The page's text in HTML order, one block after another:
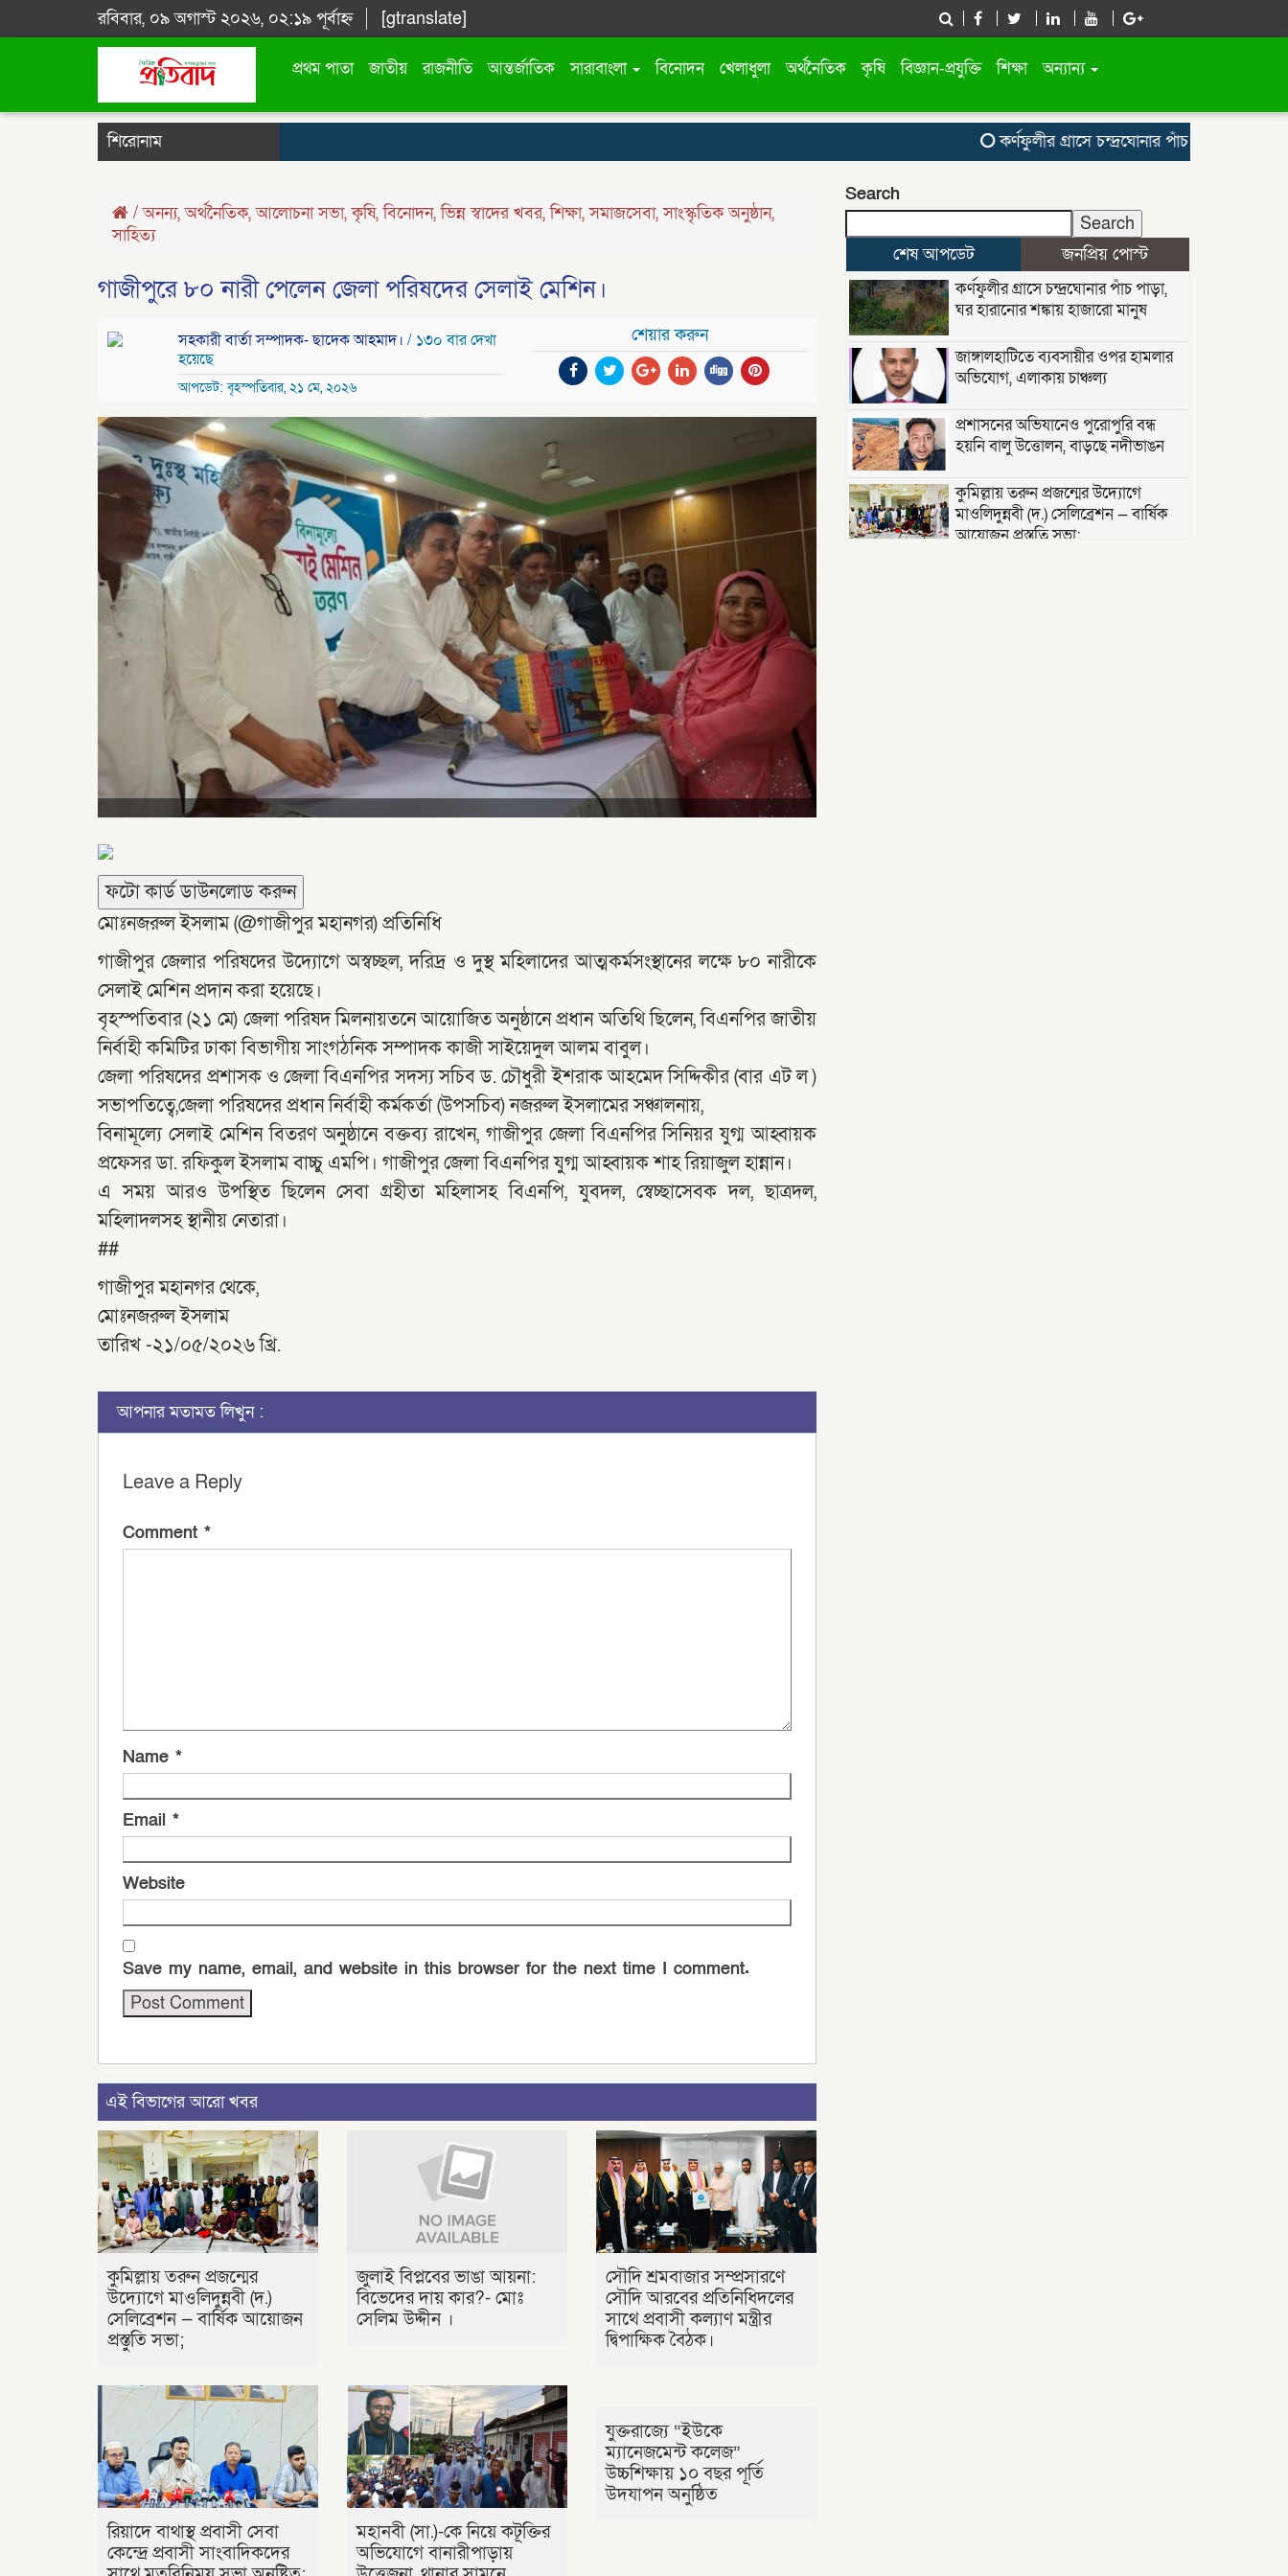
রবিবার, ০৯ অগাস্ট ২০২৬, ০২:১৯ পূর্বাহ্ন [gtranslate]
প্রথম পাতা জাতীয় রাজনীতি আন্তর্জাতিক সারাবাংলা বিনোদন খেলাধুলা অর্থনৈতিক কৃষি বিজ্ঞান-প্রযুক্তি শিক্ষা অন্যান্য
শিরোনাম কর্ণফুলীর গ্রাসে চন্দ্রঘোনার পাঁচ পাড়া, ঘর হারানোর
/অনন্য,অর্থনৈতিক,আলোচনা সভা,কৃষি,বিনোদন,ভিন্ন স্বাদের খবর,শিক্ষা,সমাজসেবা,সাংস্কৃতিক অনুষ্ঠান,
সাহিত্য
গাজীপুরে ৮০ নারী পেলেন জেলা পরিষদের সেলাই মেশিন।
সহকারী বার্তা সম্পাদক- ছাদেক আহমাদ। / ১৩০ বার দেখা
হয়েছে
আপডেট: বৃহস্পতিবার, ২১ মে, ২০২৬
শেয়ার করুন
ফটো কার্ড ডাউনলোড করুন
মোঃনজরুল ইসলাম (@গাজীপুর মহানগর) প্রতিনিধি
গাজীপুর জেলার পরিষদের উদ্যোগে অস্বচ্ছল, দরিদ্র ও দুস্থ মহিলাদের আত্মকর্মসংস্থানের লক্ষে ৮০ নারীকে
সেলাই মেশিন প্রদান করা হয়েছে।
বৃহস্পতিবার (২১ মে) জেলা পরিষদ মিলনায়তনে আয়োজিত অনুষ্ঠানে প্রধান অতিথি ছিলেন, বিএনপির জাতীয়
নির্বাহী কমিটির ঢাকা বিভাগীয় সাংগঠনিক সম্পাদক কাজী সাইয়েদুল আলম বাবুল।
জেলা পরিষদের প্রশাসক ও জেলা বিএনপির সদস্য সচিব ড. চৌধুরী ইশরাক আহমেদ সিদ্দিকীর (বার এট ল )
সভাপতিত্বে,জেলা পরিষদের প্রধান নির্বাহী কর্মকর্তা (উপসচিব) নজরুল ইসলামের সঞ্চালনায়,
বিনামূল্যে সেলাই মেশিন বিতরণ অনুষ্ঠানে বক্তব্য রাখেন, গাজীপুর জেলা বিএনপির সিনিয়র যুগ্ম আহ্বায়ক
প্রফেসর ডা. রফিকুল ইসলাম বাচ্চু এমপি। গাজীপুর জেলা বিএনপির যুগ্ম আহ্বায়ক শাহ রিয়াজুল হান্নান।
এ সময় আরও উপস্থিত ছিলেন সেবা গ্রহীতা মহিলাসহ বিএনপি, যুবদল, স্বেচ্ছাসেবক দল, ছাত্রদল,
মহিলাদলসহ স্থানীয় নেতারা।
##
গাজীপুর মহানগর থেকে,
মোঃনজরুল ইসলাম
তারিখ -২১/০৫/২০২৬ খ্রি.
আপনার মতামত লিখুন :
Leave a Reply
Comment *
Name *
Email *
Website
Save my name, email, and website in this browser for the next time I comment.
এই বিভাগের আরো খবর
কুমিল্লায় তরুন প্রজন্মের
উদ্যোগে মাওলিদুন্নবী (দ.)
সেলিব্রেশন — বার্ষিক আয়োজন
প্রস্তুতি সভা;
জুলাই বিপ্লবের ভাঙা আয়না:
বিভেদের দায় কার?- মোঃ
সেলিম উদ্দীন ।
সৌদি শ্রমবাজার সম্প্রসারণে
সৌদি আরবের প্রতিনিধিদলের
সাথে প্রবাসী কল্যাণ মন্ত্রীর
দ্বিপাক্ষিক বৈঠক।
রিয়াদে বাথাস্থ প্রবাসী সেবা
কেন্দ্রে প্রবাসী সাংবাদিকদের
মহানবী (সা.)-কে নিয়ে কটূক্তির
অভিযোগে বানারীপাড়ায়
যুক্তরাজ্যে “ইউকে
ম্যানেজমেন্ট কলেজ”
উচ্চশিক্ষায় ১০ বছর পূর্তি
উদযাপন অনুষ্ঠিত
Search
Search
শেষ আপডেট
জনপ্রিয় পোস্ট
কর্ণফুলীর গ্রাসে চন্দ্রঘোনার পাঁচ পাড়া,
ঘর হারানোর শঙ্কায় হাজারো মানুষ
জাঙ্গালহাটিতে ব্যবসায়ীর ওপর হামলার
অভিযোগ, এলাকায় চাঞ্চল্য
প্রশাসনের অভিযানেও পুরোপুরি বন্ধ
হয়নি বালু উত্তোলন, বাড়ছে নদীভাঙন
কুমিল্লায় তরুন প্রজন্মের উদ্যোগে
মাওলিদুন্নবী (দ.) সেলিব্রেশন — বার্ষিক
আয়োজন প্রস্তুতি সভা;